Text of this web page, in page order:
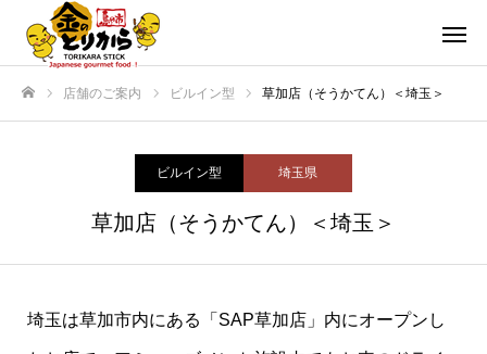
店舗のご案内 ビルイン型 草加店（そうかてん）＜埼玉＞
ビルイン型 埼玉県
草加店（そうかてん）＜埼玉＞
埼玉は草加市内にある「SAP草加店」内にオープンし